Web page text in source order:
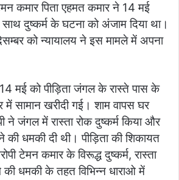
कमार पिता एहमत कमार ने 14 मई
दुष्कर्म के घटना को अंजाम दिया था।
को न्यायालय ने इस मामले में अपना
मई को पीड़िता जंगल के रास्ते पास के
में सामान खरीदी गई। शाम वापस घर
ने जंगल में रास्ता रोक दुष्कर्म किया और
की धमकी दी थी। पीड़िता की शिकायत
टेमन कमार के विरूद्ध दुष्कर्म, रास्ता
धमकी के तहत विभिन्न धाराओ में